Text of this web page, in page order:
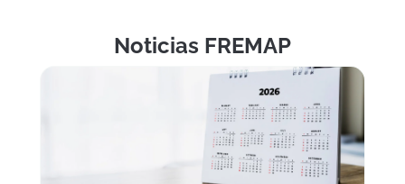
Noticias FREMAP